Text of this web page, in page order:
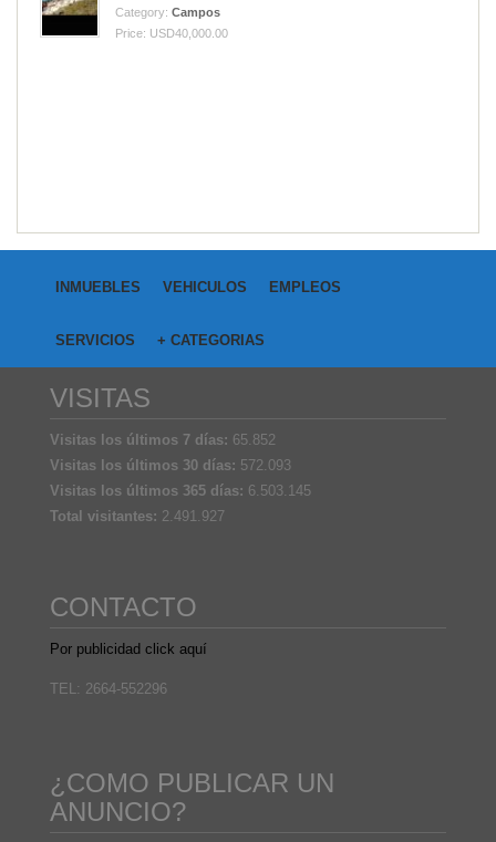
Category: Campos
Price: USD40,000.00
INMUEBLES VEHICULOS EMPLEOS
SERVICIOS + CATEGORIAS
VISITAS
Visitas los últimos 7 días: 65.852
Visitas los últimos 30 días: 572.093
Visitas los últimos 365 días: 6.503.145
Total visitantes: 2.491.927
CONTACTO
Por publicidad click aquí
TEL: 2664-552296
¿COMO PUBLICAR UN
ANUNCIO?